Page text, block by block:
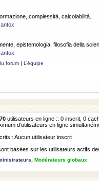
complessità, calcolabilità..
epistemologia, filosofia della
forum | L’équipe
utilisateurs en ligne :: 0 inscrit, 0
d’utilisateurs en ligne
: Aucun utilisateur inscrit
basées sur les utilisateurs actifs
Modérateurs globaux